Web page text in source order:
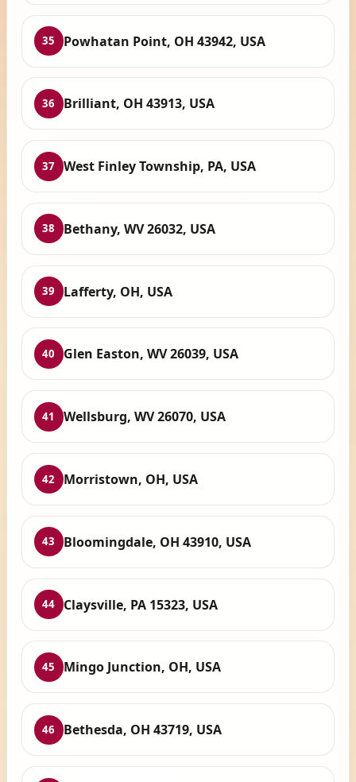
35 Powhatan Point, OH 43942, USA
36 Brilliant, OH 43913, USA
37 West Finley Township, PA, USA
38 Bethany, WV 26032, USA
39 Lafferty, OH, USA
40 Glen Easton, WV 26039, USA
41 Wellsburg, WV 26070, USA
42 Morristown, OH, USA
43 Bloomingdale, OH 43910, USA
44 Claysville, PA 15323, USA
45 Mingo Junction, OH, USA
46 Bethesda, OH 43719, USA